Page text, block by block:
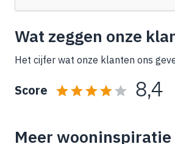
Wat zeggen onze
Het cijfer wat onze klanten ons
Score 8,4
Meer wooninspiratie